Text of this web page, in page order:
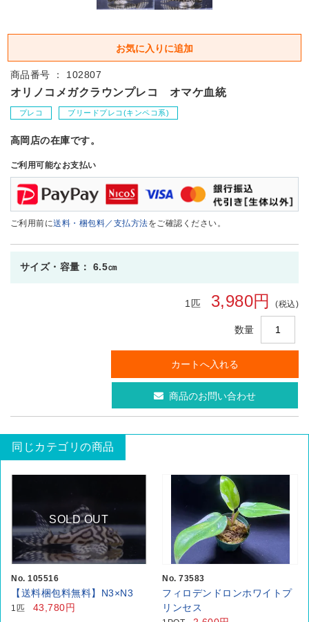
商品番号 ： 102807
オリノコメガクラウンプレコ オマケ血統
プレコ ブリードプレコ(キンペコ系)
高岡店の在庫です。
ご利用可能なお支払い
ご利用前に送料・梱包料／支払方法をご確認ください。
サイズ・容量： 6.5㎝
1匹 3,980円(税込)
数量
商品のお問い合わせ
同じカテゴリの商品
SOLD OUT
No. 105516
【送料梱包料無料】N3×N3
1匹 43,780円
No. 73583
フィロデンドロンホワイトプ
リンセス